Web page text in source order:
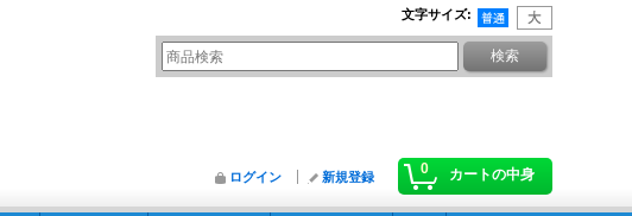
文字サイズ:
0 カートの中身
ログイン 新規登録